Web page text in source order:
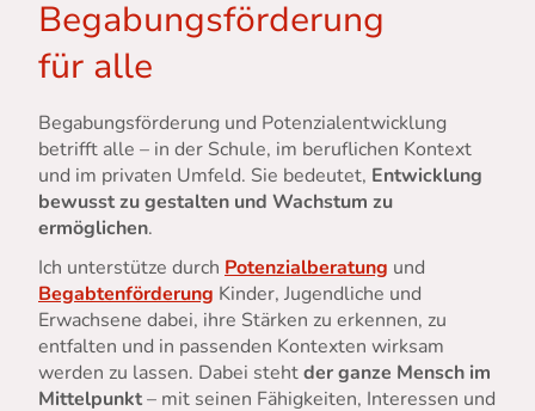
Begabungsförderung
für alle
Begabungsförderung und Potenzialentwicklung
betrifft alle – in der Schule, im beruflichen Kontext
und im privaten Umfeld. Sie bedeutet, Entwicklung
bewusst zu gestalten und Wachstum zu
ermöglichen.
Ich unterstütze durch Potenzialberatung und
Begabtenförderung Kinder, Jugendliche und
Erwachsene dabei, ihre Stärken zu erkennen, zu
entfalten und in passenden Kontexten wirksam
werden zu lassen. Dabei stehtder ganze Mensch im
Mittelpunkt– mit seinen Fähigkeiten, Interessen und